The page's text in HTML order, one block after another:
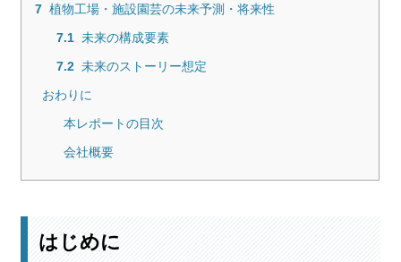
7 植物工場・施設園芸の未来予測・将来性
7.1 未来の構成要素
7.2 未来のストーリー想定
おわりに
本レポートの目次
会社概要
はじめに